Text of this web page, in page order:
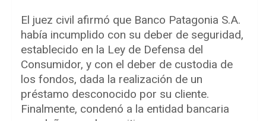
El juez civil afirmó que Banco Patagonia S.A.
había incumplido con su deber de seguridad,
establecido en la Ley de Defensa del
Consumidor, y con el deber de custodia de
los fondos, dada la realización de un
préstamo desconocido por su cliente.
Finalmente, condenó a la entidad bancaria